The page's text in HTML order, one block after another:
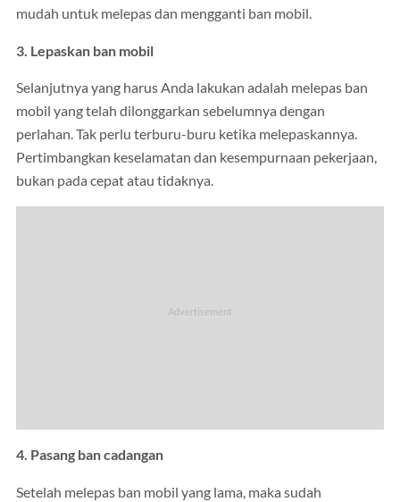
mudah untuk melepas dan mengganti ban mobil.
3. Lepaskan ban mobil
Selanjutnya yang harus Anda lakukan adalah melepas ban
mobil yang telah dilonggarkan sebelumnya dengan
perlahan. Tak perlu terburu-buru ketika melepaskannya.
Pertimbangkan keselamatan dan kesempurnaan pekerjaan,
bukan pada cepat atau tidaknya.
4. Pasang ban cadangan
Setelah melepas ban mobil yang lama, maka sudah